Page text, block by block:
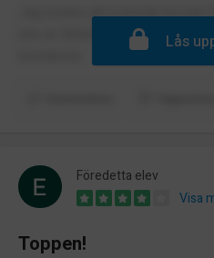
Jag tycker att vi borde ha mer
inte är tillräckligt stor för att
Lås
Föredetta elev
Visa
Toppen!